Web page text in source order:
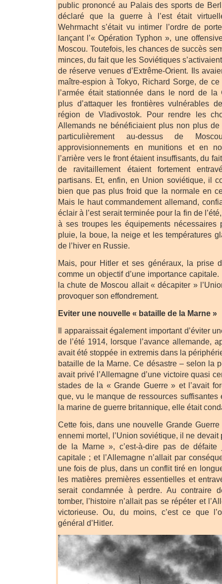
public prononcé au Palais des sports de
déclaré que la guerre à l’est était
Wehrmacht s’était vu intimer l’ordre de
lançant l’« Opération Typhon », une
Moscou. Toutefois, les chances de succès
minces, du fait que les Soviétiques
de réserve venues d’Extrême-Orient. Ils
maître-espion à Tokyo, Richard Sorge, de
l’armée était stationnée dans le nord de la
plus d’attaquer les frontières vulnérables
région de Vladivostok. Pour rendre les
Allemands ne bénéficiaient plus non plus
particulièrement au-dessus de
approvisionnements en munitions et en
l’arrière vers le front étaient insuffisants, du
de ravitaillement étaient fortement
partisans. Et, enfin, en Union soviétique, il
bien que pas plus froid que la normale en
Mais le haut commandement allemand,
éclair à l’est serait terminée pour la fin de
à ses troupes les équipements nécessaires
pluie, la boue, la neige et les températures
de l’hiver en Russie.
Mais, pour Hitler et ses généraux, la prise
comme un objectif d’une importance
la chute de Moscou allait « décapiter »
provoquer son effondrement.
Eviter une nouvelle « bataille de la Marne »
Il apparaissait également important d’éviter
de l’été 1914, lorsque l’avance allemande,
avait été stoppée in extremis dans la
bataille de la Marne. Ce désastre – selon la
avait privé l’Allemagne d’une victoire quasi
stades de la « Grande Guerre » et l’avait
que, vu le manque de ressources
la marine de guerre britannique, elle était
Cette fois, dans une nouvelle Grande
ennemi mortel, l’Union soviétique, il ne
de la Marne », c’est-à-dire pas de
capitale ; et l’Allemagne n’allait par
une fois de plus, dans un conflit tiré en
les matières premières essentielles et
serait condamnée à perdre. Au contraire
tomber, l’histoire n’allait pas se répéter et
victorieuse. Ou, du moins, c’est ce que
général d’Hitler.